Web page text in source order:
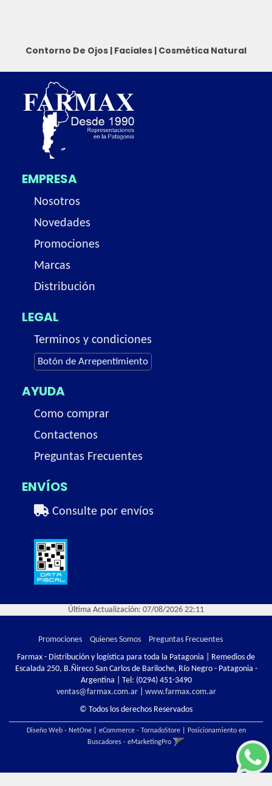
Contorno De Ojos | Faciales | Cosmética Natural
EMPRESA
Nosotros
Novedades
Promociones
Marcas
Distribución
LEGAL
Terminos y condiciones
Botón de Arrepentimiento
AYUDA
Como comprar
Contactenos
Preguntas Frecuentes
ENVÍOS
Consulte por envíos
Última Actualización: 07/08/2026 22:11
Promociones Quienes Somos
Preguntas Frecuentes
Farmax - Distribución y logística para toda la Patagonia | Remedios de
Escalada 250, B.Ñireco San Carlos de Bariloche, Río Negro - Patagonia -
Argentina | Tel: (0294) 451-3490
ventas@farmax.com.ar| www.farmax.com.ar
© Todos los derechos Reservados
Diseño Web - NetOne| eCommerce - TornadoStore|
Posicionamiento en
Buscadores - eMarketingPro